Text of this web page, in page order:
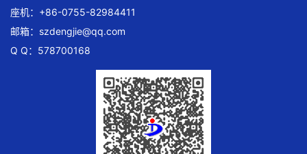
座机：+86-0755-82984411
邮箱： szdengjie@qq.com
Q Q：578700168